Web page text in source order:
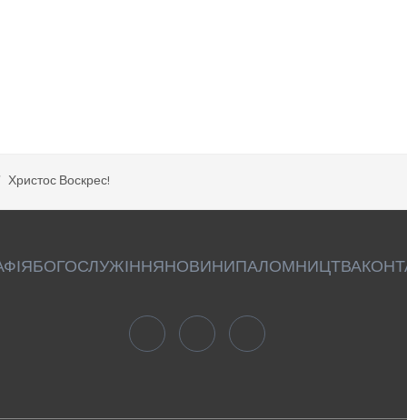
Христос Воскрес!
БОГОСЛУЖІННЯНОВИНИПАЛОМНИЦТВА